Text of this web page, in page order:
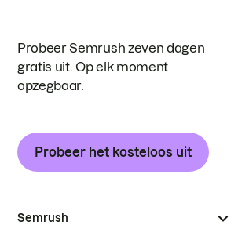
Probeer Semrush zeven dagen
gratis uit. Op elk moment
opzegbaar.
Probeer het kosteloos uit
Semrush